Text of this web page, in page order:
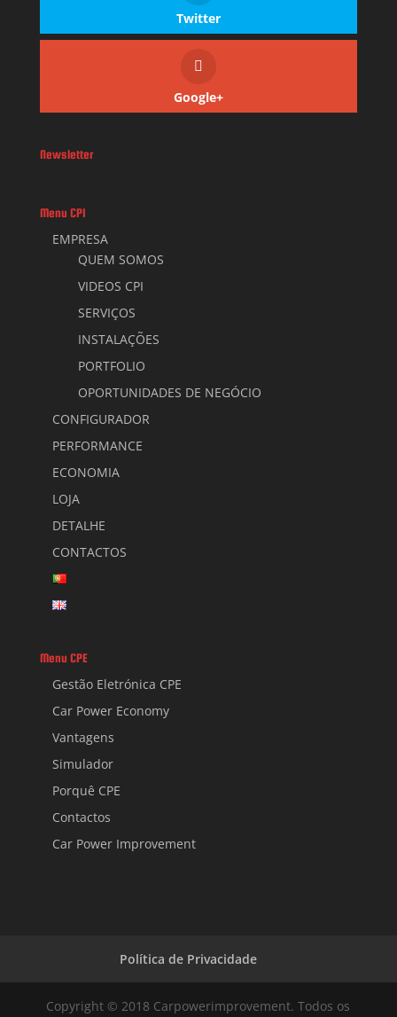
Twitter
Google+
Newsletter
Menu CPI
EMPRESA
QUEM SOMOS
VIDEOS CPI
SERVIÇOS
INSTALAÇÕES
PORTFOLIO
OPORTUNIDADES DE NEGÓCIO
CONFIGURADOR
PERFORMANCE
ECONOMIA
LOJA
DETALHE
CONTACTOS
Menu CPE
Gestão Eletrónica CPE
Car Power Economy
Vantagens
Simulador
Porquê CPE
Contactos
Car Power Improvement
Política de Privacidade
Copyright © 2018 Carpowerimprovement. Todos os